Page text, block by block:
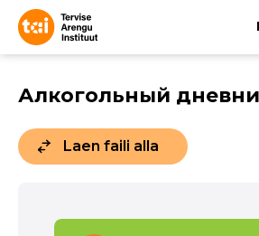
Алкогольный
Laen faili alla